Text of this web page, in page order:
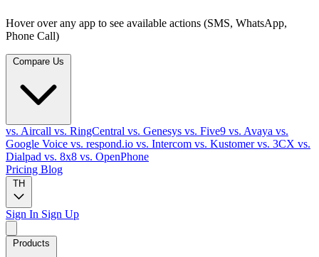
Hover over any app to see available actions (SMS, WhatsApp,
Phone Call)
vs. Aircall vs. RingCentral vs. Genesys vs. Five9 vs. Avaya vs.
Google Voice vs. respond.io vs. Intercom vs. Kustomervs. 3CX vs.
Dialpad vs. 8x8 vs. OpenPhone
Pricing Blog
TH
Sign In Sign Up
Products